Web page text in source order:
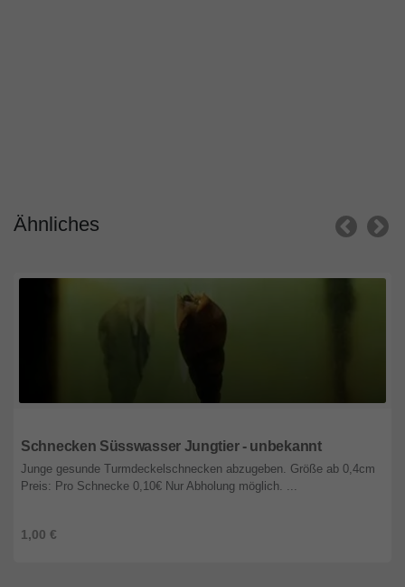
Ähnliches
Schnecken Süsswasser Jungtier - unbekannt
1,00 €
Junge gesunde Turmdeckelschnecken abzugeben. Größe ab 0,4cm
Preis: Pro Schnecke 0,10€ Nur Abholung möglich. ...